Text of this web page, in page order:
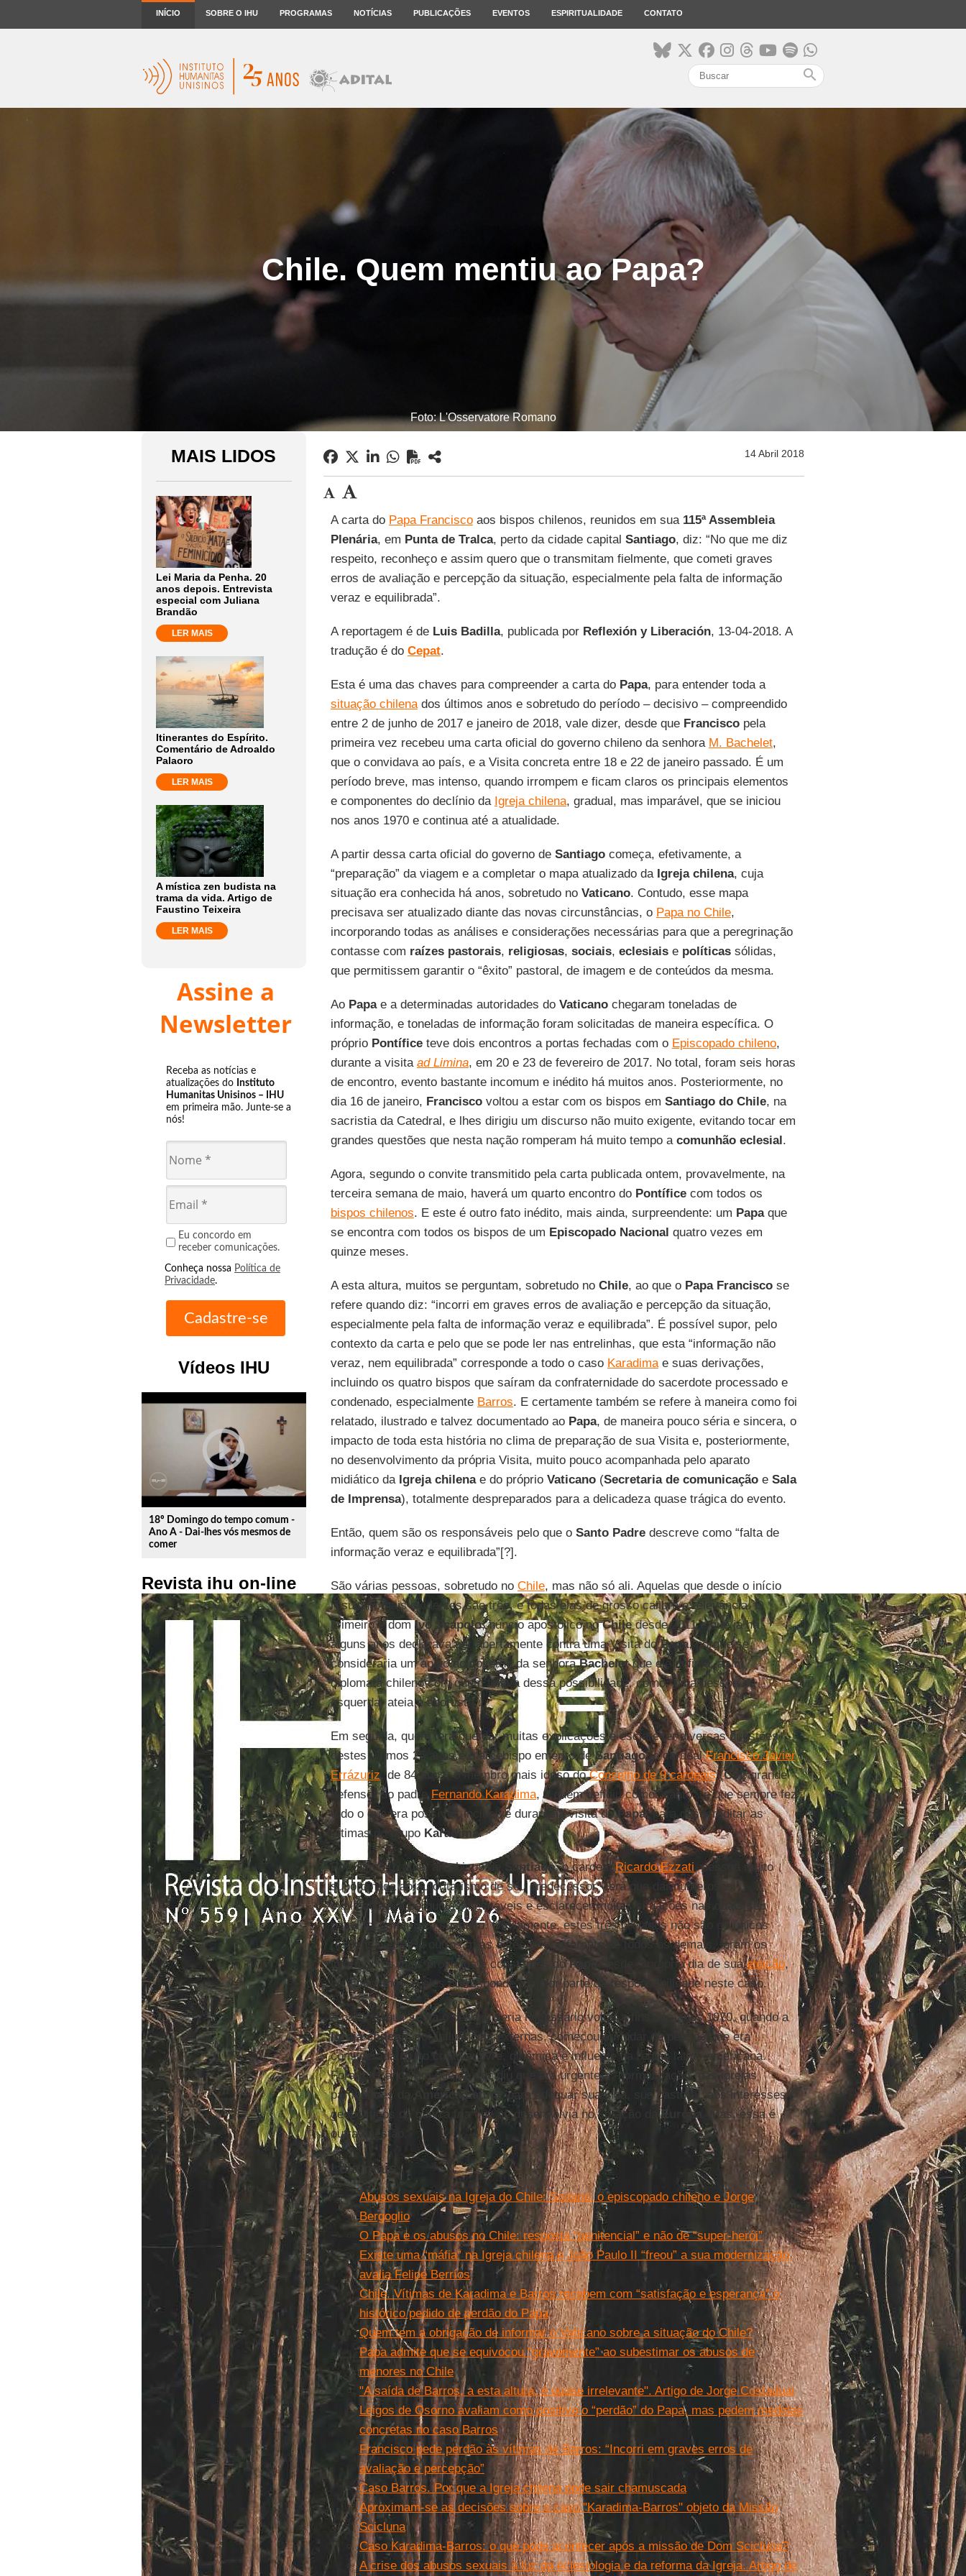
INÍCIO SOBRE O IHU PROGRAMAS NOTÍCIAS PUBLICAÇÕES EVENTOS ESPIRITUALIDADE CONTATO
search
Chile. Quem mentiu ao Papa?
Foto: L'Osservatore Romano
MAIS LIDOS
Lei Maria da Penha. 20
anos depois. Entrevista
especial com Juliana
Brandão
LER MAIS
Itinerantes do Espírito.
Comentário de Adroaldo
Palaoro
LER MAIS
A mística zen budista na
trama da vida. Artigo de
Faustino Teixeira
LER MAIS
Assine a
Newsletter
Receba as notícias e
atualizações do Instituto
Humanitas Unisinos – IHU
em primeira mão. Junte-se a
nós!
Eu concordo em
receber comunicações.
Conheça nossa Política de
Privacidade.
Vídeos IHU
play_circle_outline
18º Domingo do tempo comum -
Ano A - Dai-lhes vós mesmos de
comer
Revista ihu on-line
14 Abril 2018
A carta do Papa Franciscoaos bispos chilenos, reunidos em sua 115ª Assembleia
Plenária, em Punta de Tralca, perto da cidade capital Santiago, diz: “No que me diz
respeito, reconheço e assim quero que o transmitam fielmente, que cometi graves
erros de avaliação e percepção da situação, especialmente pela falta de informação
veraz e equilibrada”.
A reportagem é de Luis Badilla, publicada por Reflexión y Liberación, 13-04-2018. A
tradução é do Cepat.
Esta é uma das chaves para compreender a carta do Papa, para entender toda a
situação chilenados últimos anos e sobretudo do período – decisivo – compreendido
entre 2 de junho de 2017 e janeiro de 2018, vale dizer, desde que Franciscopela
primeira vez recebeu uma carta oficial do governo chileno da senhora M. Bachelet,
que o convidava ao país, e a Visita concreta entre 18 e 22 de janeiro passado. É um
período breve, mas intenso, quando irrompem e ficam claros os principais elementos
e componentes do declínio da Igreja chilena, gradual, mas imparável, que se iniciou
nos anos 1970 e continua até a atualidade.
A partir dessa carta oficial do governo de Santiagocomeça, efetivamente, a
“preparação” da viagem e a completar o mapa atualizado da Igreja chilena, cuja
situação era conhecida há anos, sobretudo no Vaticano. Contudo, esse mapa
precisava ser atualizado diante das novas circunstâncias, o Papa no Chile,
incorporando todas as análises e considerações necessárias para que a peregrinação
contasse com raízes pastorais, religiosas, sociais, eclesiaisepolíticassólidas,
que permitissem garantir o “êxito” pastoral, de imagem e de conteúdos da mesma.
Ao Papae a determinadas autoridades do Vaticanochegaram toneladas de
informação, e toneladas de informação foram solicitadas de maneira específica. O
próprio Pontíficeteve dois encontros a portas fechadas com o Episcopado chileno,
durante a visita ad Limina, em 20 e 23 de fevereiro de 2017. No total, foram seis horas
de encontro, evento bastante incomum e inédito há muitos anos. Posteriormente, no
dia 16 de janeiro, Franciscovoltou a estar com os bispos em Santiago do Chile, na
sacristia da Catedral, e lhes dirigiu um discurso não muito exigente, evitando tocar em
grandes questões que nesta nação romperam há muito tempo a comunhão eclesial.
Agora, segundo o convite transmitido pela carta publicada ontem, provavelmente, na
terceira semana de maio, haverá um quarto encontro do Pontíficecom todos os
bispos chilenos. E este é outro fato inédito, mais ainda, surpreendente: um Papaque
se encontra com todos os bispos de um Episcopado Nacional quatro vezes em
quinze meses.
A esta altura, muitos se perguntam, sobretudo no Chile, ao que o Papa Franciscose
refere quando diz: “incorri em graves erros de avaliação e percepção da situação,
especialmente pela falta de informação veraz e equilibrada”. É possível supor, pelo
contexto da carta e pelo que se pode ler nas entrelinhas, que esta “informação não
veraz, nem equilibrada” corresponde a todo o caso Karadimae suas derivações,
incluindo os quatro bispos que saíram da confraternidade do sacerdote processado e
condenado, especialmente Barros. E certamente também se refere à maneira como foi
relatado, ilustrado e talvez documentado ao Papa, de maneira pouco séria e sincera, o
impacto de toda esta história no clima de preparação de sua Visita e, posteriormente,
no desenvolvimento da própria Visita, muito pouco acompanhada pelo aparato
midiático da Igreja chilenae do próprio Vaticano(Secretaria de comunicaçãoe Sala
de Imprensa), totalmente despreparados para a delicadeza quase trágica do evento.
Então, quem são os responsáveis pelo que o Santo Padredescreve como “falta de
informação veraz e equilibrada”[?].
São várias pessoas, sobretudo no Chile, mas não só ali. Aquelas que desde o início
resultam mais evidentes são três, e todas elas de grosso calibre e relevância. O
primeiro é domIvo Scapolo, núncio apostólico noChiledesde 2011 e que já há
alguns anos declarava ser abertamente contra uma Visita doPapa, porque se
consideraria um apoio ao governo da senhoraBacheletque ele definia, a um
diplomata chileno com quem falava dessa possibilidade, como “uma pessoa de
esquerda, ateia e abortista”.
Em seguida, quem terá que dar muitas explicações e esclarecer diversas questões
destes últimos 25 anos é o arcebispo emérito deSantiago, o cardealFrancisco Javier
Errázuriz, de 84 anos, o membro mais idoso doConselho de 9 cardeais(C9), grande
defensor do padre Fernando Karadima, a quem definiu como “santo”, e que sempre fez
tudo o que era possível, inclusive durante a visita doPapa, para desacreditar as
vítimas do grupo Karadima.
Por último, o atual arcebispo de Santiago, o cardealRicardo Ezzati , pessoa muito
subordinada ao autoritarismo de seu predecessor. Terá que dar numerosas
explicações a perguntas inevitáveis e esclarecer muitas situações nas quais seu
papel foi no mínimo suspeito. Obviamente, estes três prelados não são os únicos
responsáveis. Há outros, mas estes três, diferente de todos os demais, foram os
informantes mais próximos e constantes doPapa desde o próprio dia de suaeleição,
há cinco anos. A eles corresponde a maior parte da responsabilidade neste caso.
A partir daqui, se há o desejo, seria necessário voltar a fins dos anos 1970, quando a
Igreja chilena, por influências externas, começou a mudar de pele porque era
considerada muito criativa, livre, dinâmica e influente na região latino-americana.
Foram os anos em que se decidiu que era urgente a “normalização” das igrejas
particulares daAmérica Latina , para adequar sua vida, sua pastoral, aos interesses
geopolíticos da guerra fria que se desenvolvia no coração daEuropa
. Mas, essa é
outra questão.
Leia mais
Abusos sexuais na Igreja do Chile: Sodano, o episcopado chileno e Jorge
Bergoglio
O Papa e os abusos no Chile: resposta “penitencial” e não de “super-herói”
Existe uma “máfia” na Igreja chilena e João Paulo II “freou” a sua modernização,
avalia Felipe Berríos
Chile. Vítimas de Karadima e Barros recebem com “satisfação e esperança” o
histórico pedido de perdão do Papa
Quem tem a obrigação de informar o Vaticano sobre a situação do Chile?
Papa admite que se equivocou “gravemente” ao subestimar os abusos de
menores no Chile
"A saída de Barros, a esta altura, é quase irrelevante". Artigo de Jorge Costadoat
Leigos de Osorno avaliam como positivo o “perdão” do Papa, mas pedem medidas
concretas no caso Barros
Francisco pede perdão às vítimas de Barros: “Incorri em graves erros de
avaliação e percepção”
Caso Barros. Por que a Igreja chilena pode sair chamuscada
Aproximam-se as decisões sobre o caso "Karadima-Barros" objeto da Missão
Scicluna
Caso Karadima-Barros: o que pode acontecer após a missão de Dom Scicluna?
A crise dos abusos sexuais à luz da eclesiologia e da reforma da Igreja. Artigo de